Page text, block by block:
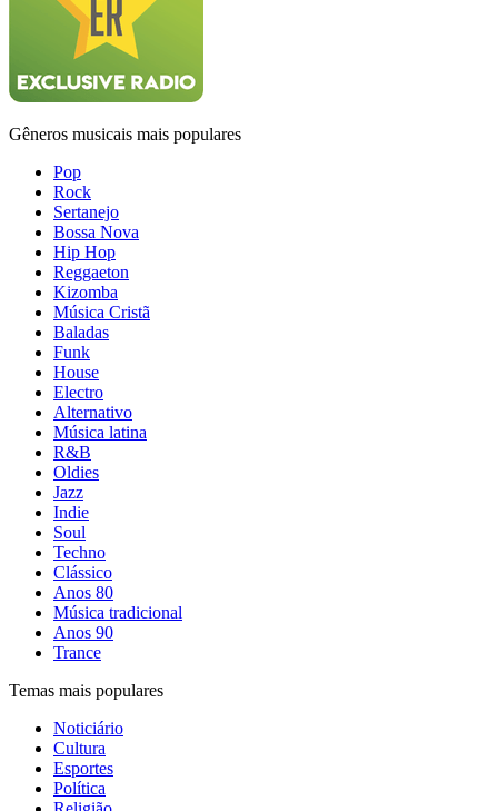
Gêneros musicais mais populares
Pop
Rock
Sertanejo
Bossa Nova
Hip Hop
Reggaeton
Kizomba
Música Cristã
Baladas
Funk
House
Electro
Alternativo
Música latina
R&B
Oldies
Jazz
Indie
Soul
Techno
Clássico
Anos 80
Música tradicional
Anos 90
Trance
Temas mais populares
Noticiário
Cultura
Esportes
Política